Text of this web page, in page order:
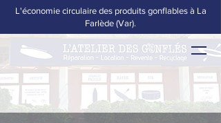
L'économie circulaire des produits gonflables à La
Farlède (Var).